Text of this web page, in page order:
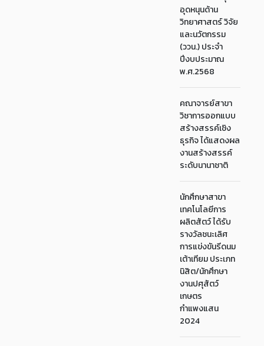
อุดหนุนด้าน
วิทยาศาสตร์ วิจัย
และนวัตกรรม
(ววน.) ประจำ
ปีงบประมาณ
พ.ศ.2568
คณาจารย์สาขา
วิชาการออกแบบ
สร้างสรรค์เชิง
ธุรกิจ ได้แสดงผล
งานสร้างสรรค์
ระดับนานาชาติ
นักศึกษาสาขา
เทคโนโลยีการ
ผลิตสัตว์ ได้รับ
รางวัลชนะเลิศ
การแข่งขันรีดนม
เต้าเทียม ประเภท
นิสิต/นักศึกษา
งานปศุสัตว์
เกษตร
กำแพงแสน
2024